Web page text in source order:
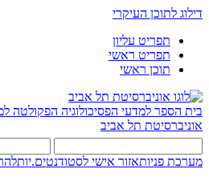
דילוג לתוכן העיקרי
תפריט עליון
תפריט ראשי
תוכן ראשי
בית הספר למדעי הפסיכולוגיה הפקולטה
אוניברסיטת תל אביב
מערכת פניותאזור אישי לסטודנטים.יות